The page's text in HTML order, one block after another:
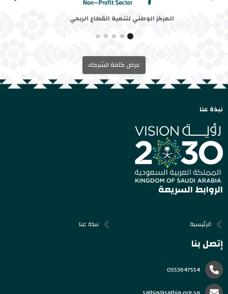
المركز الوطني لتنمية القطاع الربحي
عرض كافة الشركاء
نبذة عنا
الروابط السريعة
الرئيسية نبذة عنا
إتصل بنا
0553647554